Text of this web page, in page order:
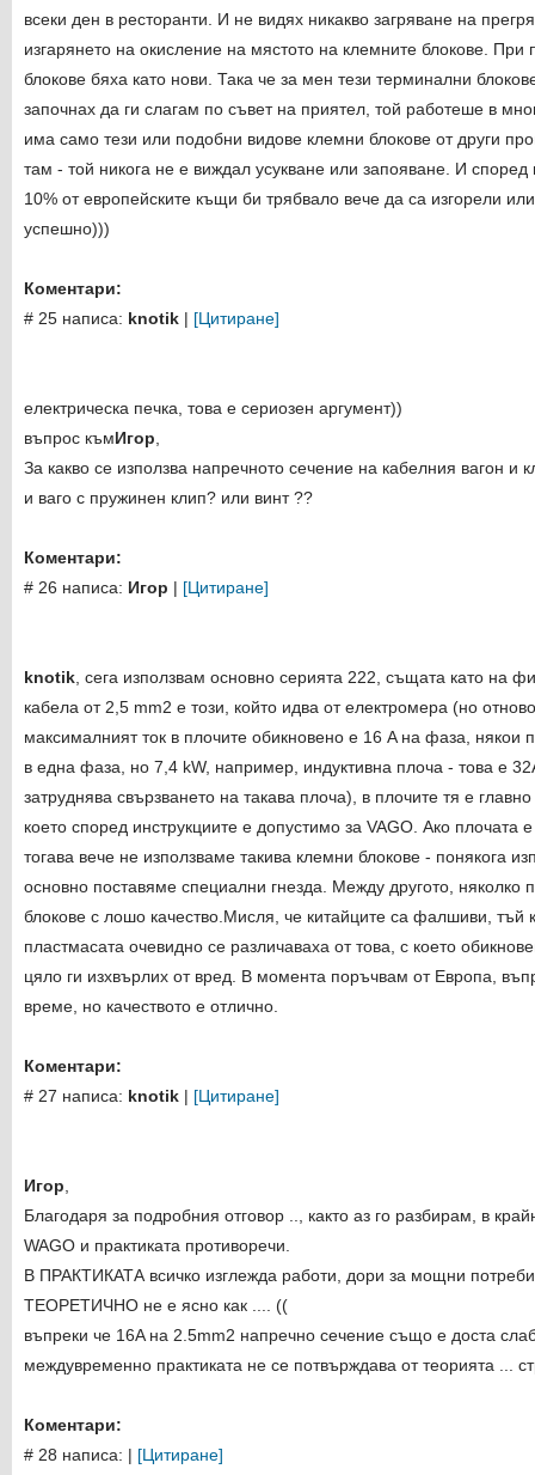
всеки ден в ресторанти. И не видях никакво загряване на
изгарянето на окисление на мястото на клемните блокове.
блокове бяха като нови. Така че за мен тези терминални
започнах да ги слагам по съвет на приятел, той работеше в
има само тези или подобни видове клемни блокове от други
там - той никога не е виждал усукване или запояване. И според
10% от европейските къщи би трябвало вече да са изгорели
успешно)))
Коментари:
# 25 написа: knotik | [Цитиране]
електрическа печка, това е сериозен аргумент))
въпрос къмИгор
За какво се използва напречното сечение на кабелния вагон и
и ваго с пружинен клип? или винт ??
Коментари:
# 26 написа: Игор | [Цитиране]
knotik , сега използвам основно серията 222, същата като на
кабела от 2,5 mm2 е този, който идва от електромера (но
максималният ток в плочите обикновено е 16 A на фаза, някои
в една фаза, но 7,4 kW, например, индуктивна плоча - това е
затруднява свързването на такава плоча), в плочите тя е
което според инструкциите е допустимо за VAGO. Ако плочата
тогава вече не използваме такива клемни блокове - понякога
основно поставяме специални гнезда. Между другото, няколко
блокове с лошо качество.Мисля, че китайците са фалшиви, тъй
пластмасата очевидно се различаваха от това, с което
цяло ги изхвърлих от вред. В момента поръчвам от Европа,
време, но качеството е отлично.
Коментари:
# 27 написа: knotik | [Цитиране]
Игор
Благодаря за подробния отговор .., както аз го разбирам, в
WAGO и практиката противоречи.
В ПРАКТИКАТА всичко изглежда работи, дори за мощни
ТЕОРЕТИЧНО не е ясно как .... ((
въпреки че 16A на 2.5mm2 напречно сечение също е доста
междувременно практиката не се потвърждава от теорията ...
Коментари:
# 28 написа: | [Цитиране]